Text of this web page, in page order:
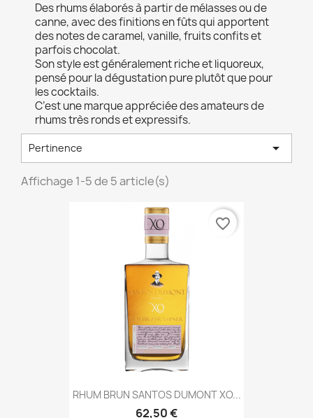
Des rhums élaborés à partir de mélasses ou de
canne, avec des finitions en fûts qui apportent
des notes de caramel, vanille, fruits confits et
parfois chocolat.
Son style est généralement riche et liquoreux,
pensé pour la dégustation pure plutôt que pour
les cocktails.
C’est une marque appréciée des amateurs de
rhums très ronds et expressifs.
Pertinence 
Affichage 1-5 de 5 article(s)
RHUM BRUN SANTOS DUMONT XO...
62,50 €
favorite_border